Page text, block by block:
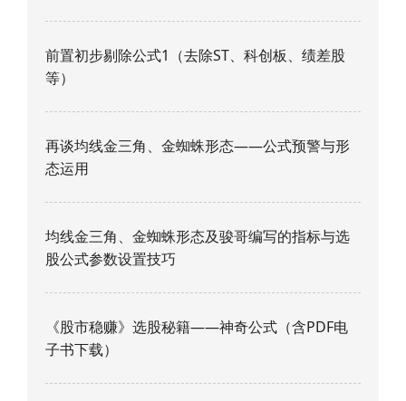
前置初步剔除公式1（去除ST、科创板、绩差股
等）
再谈均线金三角、金蜘蛛形态——公式预警与形
态运用
均线金三角、金蜘蛛形态及骏哥编写的指标与选
股公式参数设置技巧
《股市稳赚》选股秘籍——神奇公式（含PDF电
子书下载）